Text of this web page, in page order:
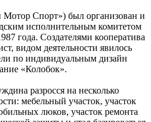
Спорт») был организован и
исполнительным комитетом
года. Создателями кооператива
видом деятельности явилось
по индивидуальным дизайн
«Колобок».
разросся на несколько
мебельный участок, участок
люков, участок ремонта